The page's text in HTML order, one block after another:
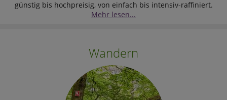
günstig bis hochpreisig, von einfach bis intensiv-raffiniert.
Mehr lesen...
Wandern